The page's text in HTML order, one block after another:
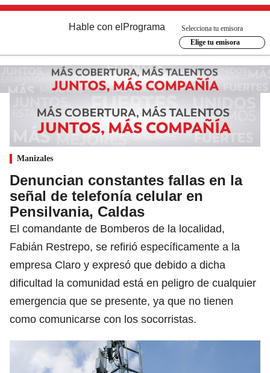
Hable con el Programa
Selecciona tu emisora
Elige tu emisora
Manizales
Denuncian constantes fallas en la
señal de telefonía celular en
Pensilvania, Caldas
El comandante de Bomberos de la localidad,
Fabián Restrepo, se refirió específicamente a la
empresa Claro y expresó que debido a dicha
dificultad la comunidad está en peligro de cualquier
emergencia que se presente, ya que no tienen
como comunicarse con los socorristas.